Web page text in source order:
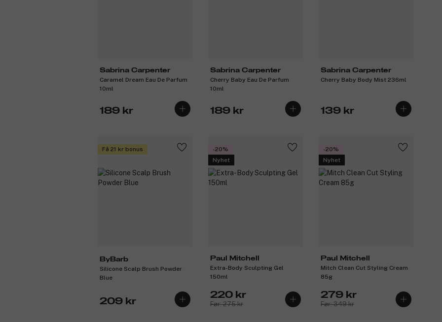
Sabrina Carpenter
Caramel Dream Eau De Parfum
10ml
189 kr
Sabrina Carpenter
Cherry Baby Eau De Parfum
10ml
189 kr
Sabrina Carpenter
Cherry Baby Body Mist 236ml
139 kr
Få 21 kr bonus
ByBarb
Silicone Scalp Brush Powder
Blue
209 kr
-20%
Nyhet
Paul Mitchell
Extra-Body Sculpting Gel
150ml
220 kr
Før: 275 kr
-20%
Nyhet
Paul Mitchell
Mitch Clean Cut Styling Cream
85g
279 kr
Før: 349 kr